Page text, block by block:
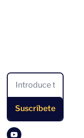
Suscríbete